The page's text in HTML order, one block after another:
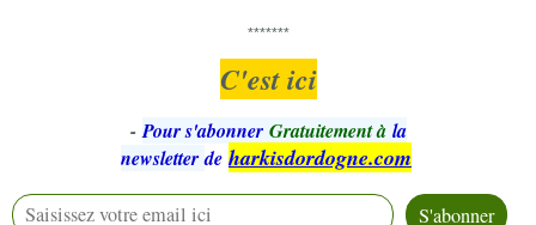
*******
C'est ici
- Pour s'abonner Gratuitement à la
newsletter de harkisdordogne.com